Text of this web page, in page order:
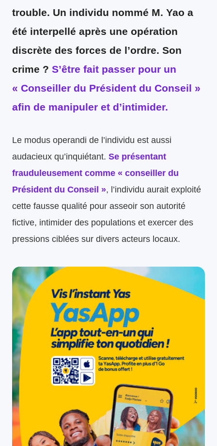
trouble. Un individu nommé M. Yao a
été interpellé après une opération
discrète des forces de l’ordre. Son
crime ? S’être fait passer pour un
« Conseiller du Président du Conseil »
afin de manipuler et d’intimider.
Le modus operandi de l’individu est aussi
audacieux qu’inquiétant. Se présentant
frauduleusement comme « conseiller du
Président du Conseil », l’individu aurait exploité
cette fausse qualité pour asseoir son autorité
fictive, intimider des populations et exercer des
pressions ciblées sur divers acteurs locaux.